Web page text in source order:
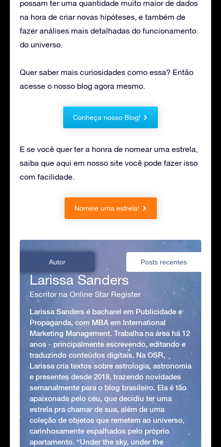
possam ter uma quantidade muito maior de dados
na hora de criar novas hipóteses, e também de
fazer análises mais detalhadas do funcionamento
do universo.
Quer saber mais curiosidades como essa? Então
acesse o nosso blog agora mesmo.
Conheça nosso Blog!
E se você quer ter a honra de nomear uma estrela,
saiba que aqui em nosso site você pode fazer isso
com facilidade.
Nomeie uma estrela!
Autor Posts recentes
Larissa Sanders
Escritor na Online Star Register
Larissa Sanders é bacharel em Publicidade e
Propaganda, com MBA em International
Marketing Management. Trabalha na área há 12
anos - principalmente escrevendo, editando e
traduzindo conteúdos digitais. Na OSR,
Larissa cria textos sobre astrologia, astronomia
e presentes desde 2018, trazendo novidades
semanalmente para o blog brasileiro. Ela é tão
apaixonada pelo céu, que decidiu ter uma
estrela pra chamar de sua, além de uma
coleção de objetos que remetem ao universo,
carinhosamente espalhados pelo próprio
apartamento. “Under the sky, under the